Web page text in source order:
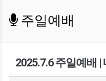
주일예배
2025.7.6 주일예배